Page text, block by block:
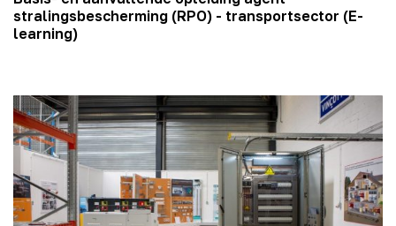
stralingsbescherming (RPO) - transportsector (E-
learning)